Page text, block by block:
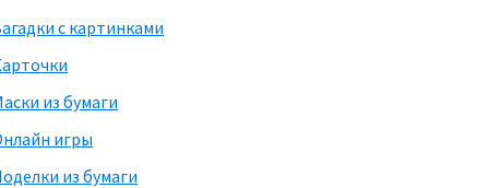
с картинками
из бумаги
игры
из бумаги